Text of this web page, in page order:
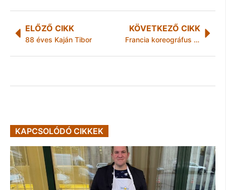
ELŐZŐ CIKK
88 éves Kaján Tibor
KÖVETKEZŐ CIKK
Francia koreográfus kurzusa a miskolci teátrumban
KAPCSOLÓDÓ CIKKEK